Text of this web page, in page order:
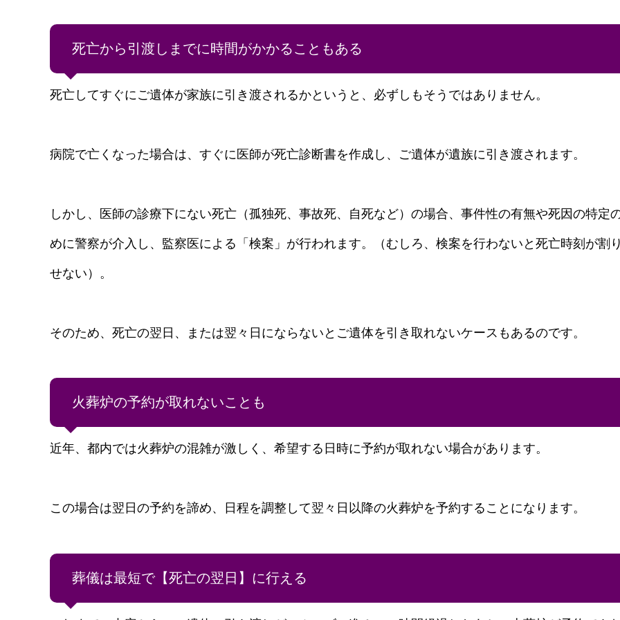
死亡から引渡しまでに時間がかかることもある
死亡してすぐにご遺体が家族に引き渡されるかというと、必ずしもそうではありません。
病院で亡くなった場合は、すぐに医師が死亡診断書を作成し、ご遺体が遺族に引き渡されます。
しかし、医師の診療下にない死亡（孤独死、事故死、自死など）の場合、事件性の有無や死因の特定
めに警察が介入し、監察医による「検案」が行われます。（むしろ、検案を行わないと死亡時刻が割
せない）。
そのため、死亡の翌日、または翌々日にならないとご遺体を引き取れないケースもあるのです。
火葬炉の予約が取れないことも
近年、都内では火葬炉の混雑が激しく、希望する日時に予約が取れない場合があります。
この場合は翌日の予約を諦め、日程を調整して翌々日以降の火葬炉を予約することになります。
葬儀は最短で【死亡の翌日】に行える